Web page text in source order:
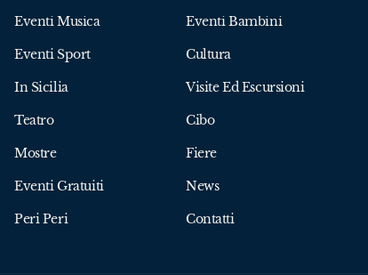
Eventi Musica Eventi Bambini
Eventi Sport Cultura
In Sicilia Visite Ed Escursioni
Teatro Cibo
Mostre Fiere
Eventi Gratuiti News
Peri Peri Contatti